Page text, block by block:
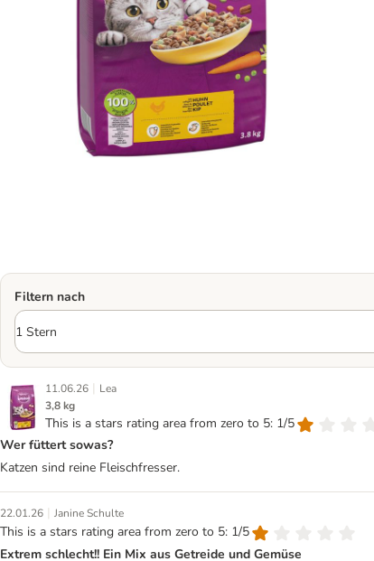
Filtern nach
11.06.26 | Lea
3,8 kg
This is a stars rating area from zero to 5: 1/5
Wer füttert sowas?
Katzen sind reine Fleischfresser.
22.01.26 | Janine Schulte
This is a stars rating area from zero to 5: 1/5
Extrem schlecht!! Ein Mix aus Getreide und Gemüse